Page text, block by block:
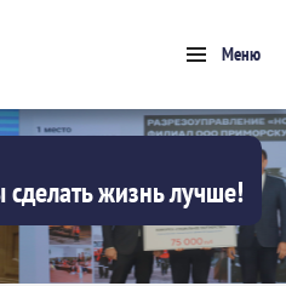
Меню
жизнь лучше!